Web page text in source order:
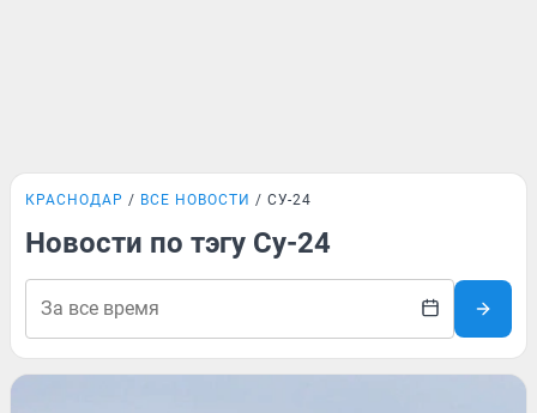
КРАСНОДАР ВСЕ НОВОСТИ СУ-24
Новости по тэгу Су-24